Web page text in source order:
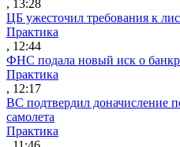
, 13:28
ЦБ ужесточил требования к
Практика
, 12:44
ФНС подала новый иск о
Практика
, 12:17
ВС подтвердил доначисление
самолета
Практика